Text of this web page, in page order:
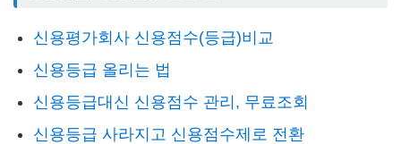
신용평가회사 신용점수(등급)비교
신용등급 올리는 법
신용등급대신 신용점수 관리, 무료조회
신용등급 사라지고 신용점수제로 전환